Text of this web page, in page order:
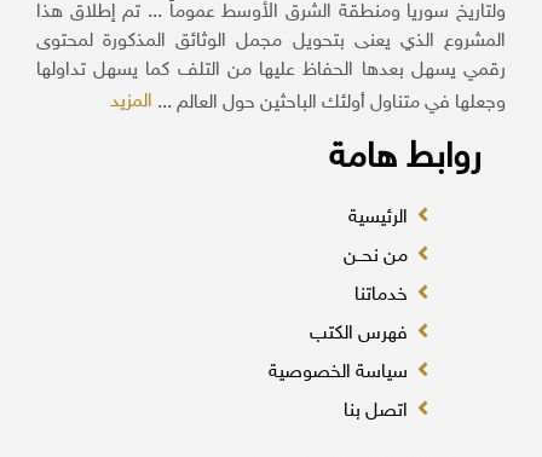
ولتاريخ سوريا ومنطقة الشرق الأوسط عموماً ... تم إطلاق هذا
المشروع الذي يعنى بتحويل مجمل الوثائق المذكورة لمحتوى
رقمي يسهل بعدها الحفاظ عليها من التلف كما يسهل تداولها
وجعلها في متناول أولئك الباحثين حول العالم ...المزيد
روابط هامة
الرئيسية
من نحــن
خدماتنا
فهرس الكتب
سياسة الخصوصية
اتصل بنا